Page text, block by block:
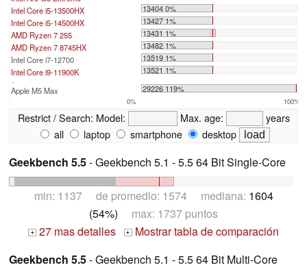
Intel Core i5-13500HX
13404 0%
Intel Core i5-14500HX
13427 1%
AMD Ryzen 7 255
13431 1%
AMD Ryzen 7 8745HX
13482 1%
Intel Core i7-12700
13519 1%
Intel Core i9-11900K
13521 1%
...
Apple M5 Max 29226 119%
0% 100%
Restrict / Search: Model: Max. age:
years
all
laptop smartphone desktop
Geekbench 5.5- Geekbench 5.1 - 5.5 64 Bit Single-Core
min: 1137 de promedio: 1574 mediana: 1604
(54%) max: 1737 puntos
+ 27 mas detalles + Mostrar tabla de comparación
Geekbench 5.5- Geekbench 5.1 - 5.5 64 Bit Multi-Core